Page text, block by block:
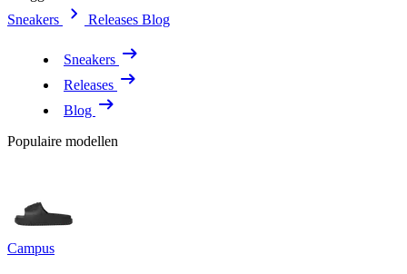
Sneakers
Releases Blog
Sneakers
Releases
Blog
Populaire modellen
Campus